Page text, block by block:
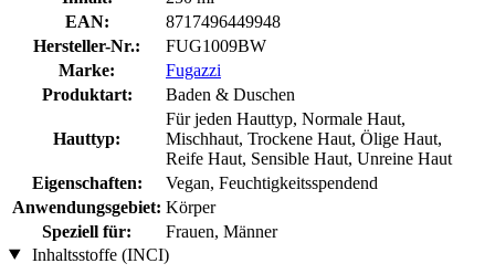
EAN:
8717496449948
Hersteller-Nr.:
FUG1009BW
Marke:
Fugazzi
Produktart:
Baden & Duschen
Hauttyp:
Für jeden Hauttyp, Normale Haut,
Mischhaut, Trockene Haut, Ölige Haut,
Reife Haut, Sensible Haut, Unreine Haut
Eigenschaften:
Vegan, Feuchtigkeitsspendend
Anwendungsgebiet: Körper
Speziell für:
Frauen, Männer
Inhaltsstoffe (INCI)